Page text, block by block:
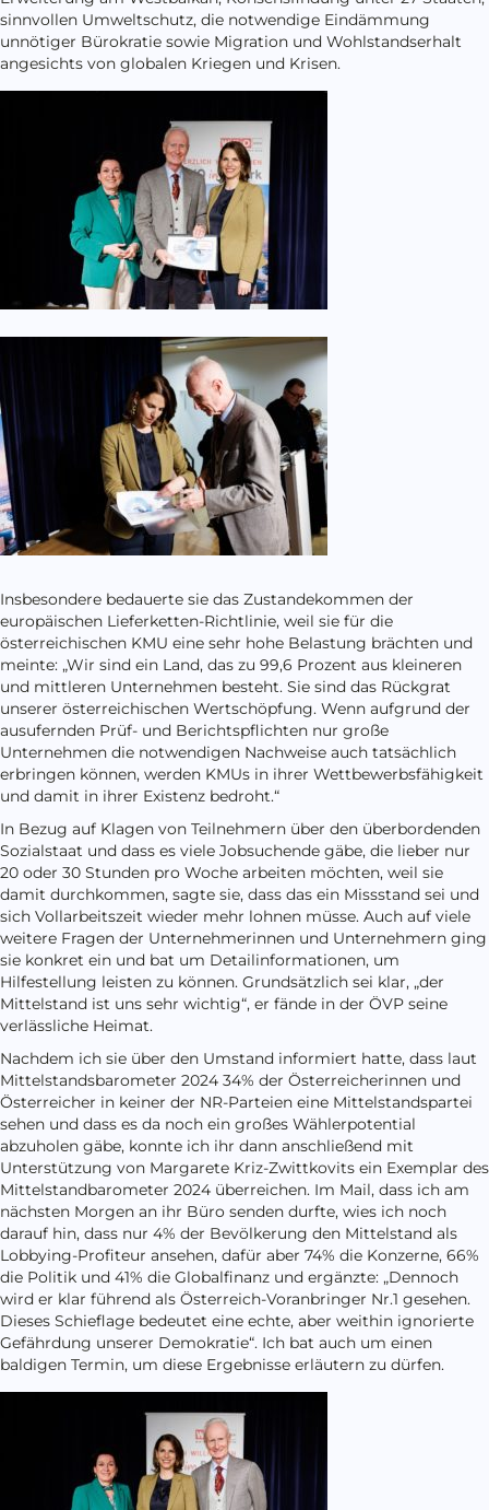
sinnvollen Umweltschutz, die notwendige Eindämmung
unnötiger Bürokratie sowie Migration und Wohlstandserhalt
angesichts von globalen Kriegen und Krisen.
Insbesondere bedauerte sie das Zustandekommen der
europäischen Lieferketten-Richtlinie, weil sie für die
österreichischen KMU eine sehr hohe Belastung brächten und
meinte: „Wir sind ein Land, das zu 99,6 Prozent aus kleineren
und mittleren Unternehmen besteht. Sie sind das Rückgrat
unserer österreichischen Wertschöpfung. Wenn aufgrund der
ausufernden Prüf- und Berichtspflichten nur große
Unternehmen die notwendigen Nachweise auch tatsächlich
erbringen können, werden KMUs in ihrer Wettbewerbsfähigkeit
und damit in ihrer Existenz bedroht.“
In Bezug auf Klagen von Teilnehmern über den überbordenden
Sozialstaat und dass es viele Jobsuchende gäbe, die lieber nur
20 oder 30 Stunden pro Woche arbeiten möchten, weil sie
damit durchkommen, sagte sie, dass das ein Missstand sei und
sich Vollarbeitszeit wieder mehr lohnen müsse. Auch auf viele
weitere Fragen der Unternehmerinnen und Unternehmern ging
sie konkret ein und bat um Detailinformationen, um
Hilfestellung leisten zu können. Grundsätzlich sei klar, „der
Mittelstand ist uns sehr wichtig“, er fände in der ÖVP seine
verlässliche Heimat.
Nachdem ich sie über den Umstand informiert hatte, dass laut
Mittelstandsbarometer 2024 34% der Österreicherinnen und
Österreicher in keiner der NR-Parteien eine Mittelstandspartei
sehen und dass es da noch ein großes Wählerpotential
abzuholen gäbe, konnte ich ihr dann anschließend mit
Unterstützung von Margarete Kriz-Zwittkovits ein Exemplar des
Mittelstandbarometer 2024 überreichen. Im Mail, dass ich am
nächsten Morgen an ihr Büro senden durfte, wies ich noch
darauf hin, dass nur 4% der Bevölkerung den Mittelstand als
Lobbying-Profiteur ansehen, dafür aber 74% die Konzerne, 66%
die Politik und 41% die Globalfinanz und ergänzte: „Dennoch
wird er klar führend als Österreich-Voranbringer Nr.1 gesehen.
Dieses Schieflage bedeutet eine echte, aber weithin ignorierte
Gefährdung unserer Demokratie“. Ich bat auch um einen
baldigen Termin, um diese Ergebnisse erläutern zu dürfen.